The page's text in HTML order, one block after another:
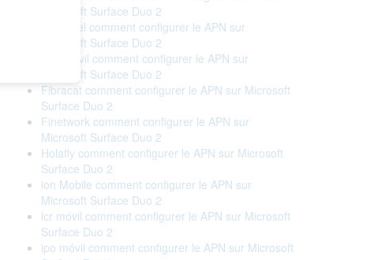
Microsoft Surface Duo 2
Euskaltel comment configurer le APN sur
Microsoft Surface Duo 2
Eva Móvil comment configurer le APN sur
Microsoft Surface Duo 2
Fibracat comment configurer le APN sur Microsoft
Surface Duo 2
Finetwork comment configurer le APN sur
Microsoft Surface Duo 2
Holafly comment configurer le APN sur Microsoft
Surface Duo 2
ion Mobile comment configurer le APN sur
Microsoft Surface Duo 2
lcr móvil comment configurer le APN sur Microsoft
Surface Duo 2
ipo móvil comment configurer le APN sur Microsoft